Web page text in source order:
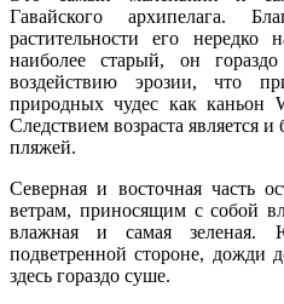
Гавайского архипелага.
растительности его нередко
наиболее старый, он
воздействию эрозии, что
природных чудес как каньон
Следствием возраста является
пляжей.
Северная и восточная часть
ветрам, приносящим с собой
влажная и самая зеленая.
подветренной стороне, дожди
здесь гораздо суше.